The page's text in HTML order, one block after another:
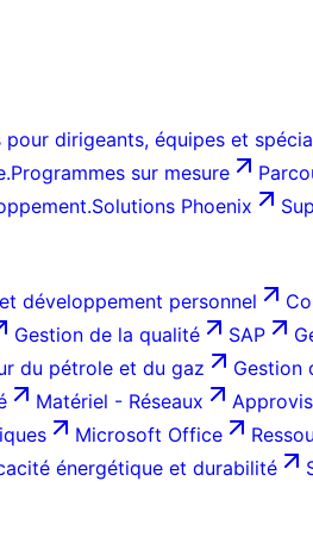
dirigeants, équipes et
Programmes sur mesure
Solutions Phoenix
développement personnel
Gestion de la qualité SAP
du pétrole et du gaz Gestion
Matériel - Réseaux
Microsoft Office
énergétique et durabilité